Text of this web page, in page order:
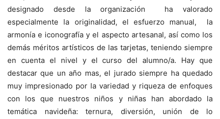
designado desde la organización ha valorado
especialmente la originalidad, el esfuerzo manual, la
armonía e iconografía y el aspecto artesanal, así como los
demás méritos artísticos de las tarjetas, teniendo siempre
en cuenta el nivel y el curso del alumno/a. Hay que
destacar que un año mas, el jurado siempre ha quedado
muy impresionado por la variedad y riqueza de enfoques
con los que nuestros niños y niñas han abordado la
temática navideña: ternura, diversión, unión de lo